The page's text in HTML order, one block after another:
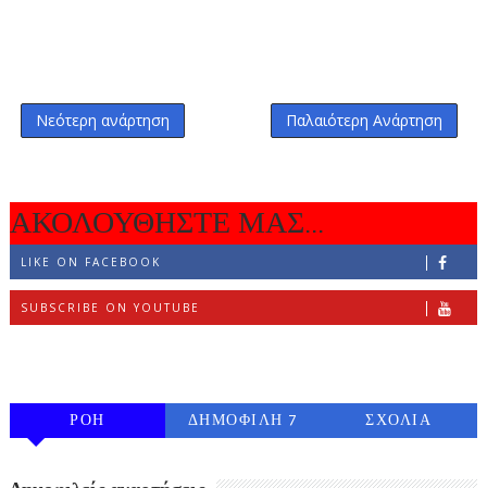
Νεότερη ανάρτηση Παλαιότερη Ανάρτηση
ΑΚΟΛΟΥΘΗΣΤΕ ΜΑΣ...
LIKE ON FACEBOOK
SUBSCRIBE ON YOUTUBE
ΡΟΗ
ΔΗΜΟΦΙΛΗ 7
ΣΧΟΛΙΑ